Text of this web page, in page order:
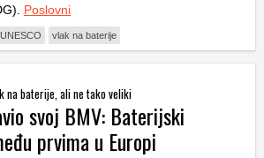
Poslovni
UNESCO vlak na baterije
na baterije, ali ne tako veliki
svoj BMV: Baterijski
prvima u Europi